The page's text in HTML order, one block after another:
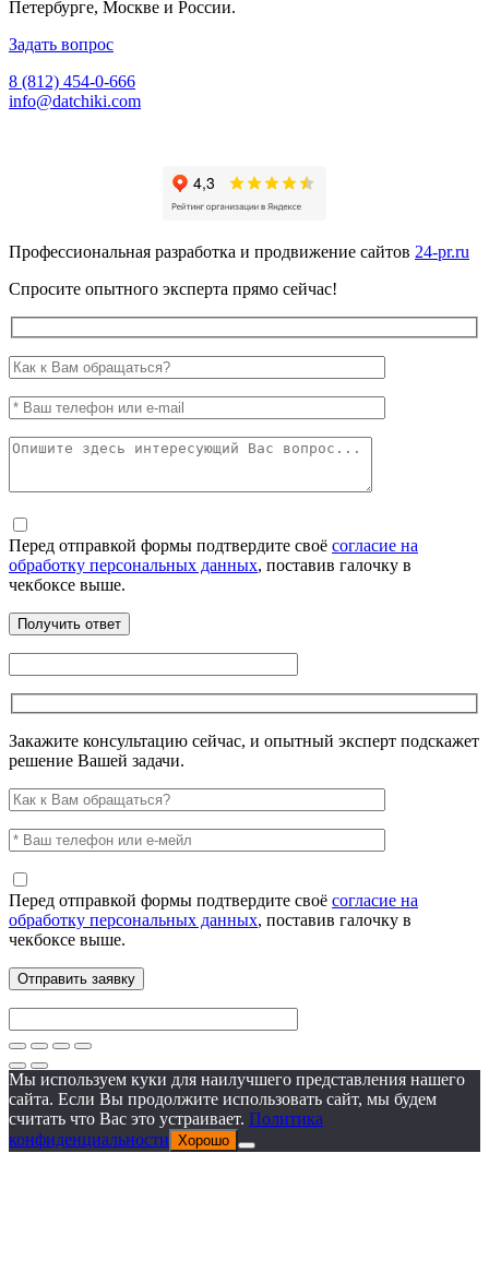
Петербурге, Москве и России.
Задать вопрос
8 (812) 454-0-666
info@datchiki.com
Профессиональная разработка и продвижение сайтов 24-pr.ru
Спросите опытного эксперта прямо сейчас!
Перед отправкой формы подтвердите своё согласие на
обработку персональных данных, поставив галочку в
чекбоксе выше.
Закажите консультацию сейчас, и опытный эксперт подскажет
решение Вашей задачи.
Перед отправкой формы подтвердите своё согласие на
обработку персональных данных, поставив галочку в
чекбоксе выше.
Мы используем куки для наилучшего представления нашего
сайта. Если Вы продолжите использовать сайт, мы будем
считать что Вас это устраивает. Политика
конфиденциальности Хорошо